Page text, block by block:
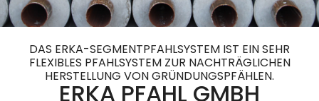
DAS ERKA-SEGMENTPFAHLSYSTEM IST EIN SEHR
FLEXIBLES PFAHLSYSTEM ZUR NACHTRÄGLICHEN
HERSTELLUNG VON GRÜNDUNGSPFÄHLEN.
ERKA PFAHL GMBH